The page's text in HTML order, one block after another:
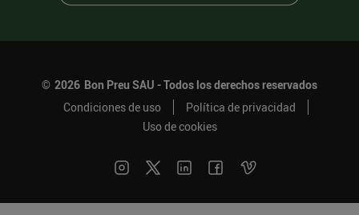
© 2026 Bon Preu SAU - Todos los derechos reservados
Condiciones de uso
Política de privacidad
Uso de cookies